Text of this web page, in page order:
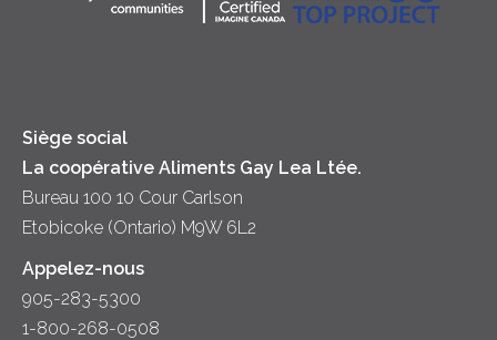
Principes coopératifs
Siège social
La coopérative Aliments Gay Lea Ltée.
Bureau 100 10 Cour Carlson
Etobicoke (Ontario) M9W 6L2
Appelez-nous
905-283-5300
1-800-268-0508